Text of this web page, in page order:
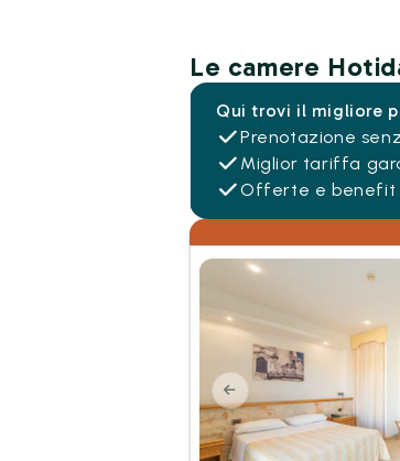
Le camere
Qui trovi il migliore
Prenotazione
Miglior tariffa
Offerte e benefit